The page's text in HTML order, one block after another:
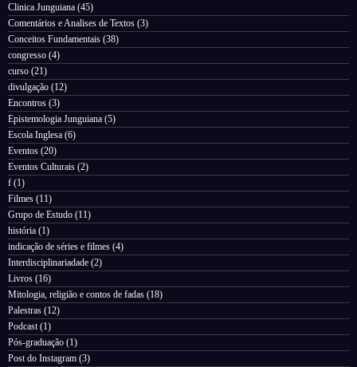
Clinica Junguiana (45)
Comentários e Analises de Textos (3)
Conceitos Fundamentais (38)
congresso (4)
curso (21)
divulgação (12)
Encontros (3)
Epistemologia Junguiana (5)
Escola Inglesa (6)
Eventos (20)
Eventos Culturais (2)
f (1)
Filmes (11)
Grupo de Estudo (11)
história (1)
indicação de séries e filmes (4)
Interdisciplinariadade (2)
Livros (16)
Mitologia, religião e contos de fadas (18)
Palestras (12)
Podcast (1)
Pós-graduação (1)
Post do Instagram (3)